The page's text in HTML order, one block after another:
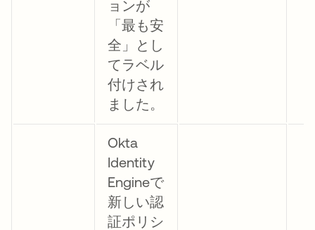
ョンが
「最も安
全」とし
てラベル
付けされ
ました。
Okta
Identity
Engineで
新しい認
証ポリシ